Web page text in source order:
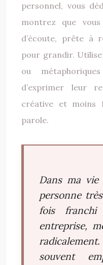
personnel, vous
montrez que
d’écoute, prête à
pour grandir.
ou
d’exprimer leur
créative et moins
parole.
Dans ma
personne
fois
entreprise,
souvent